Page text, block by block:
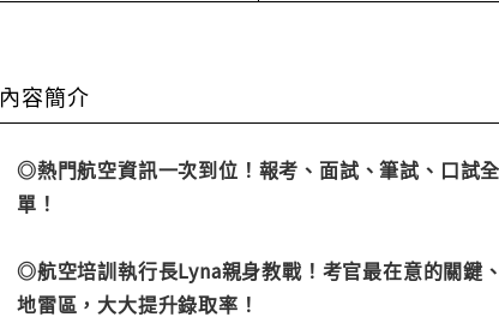
內容簡介
◎熱門航空資訊一次到位！報考、面試、筆試、口試
單！
◎航空培訓執行長Lyna親身教戰！考官最在意的關鍵
地雷區，大大提升錄取率！